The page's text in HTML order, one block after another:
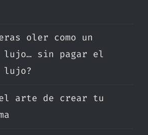
oler como un
lujo… sin pagar el
lujo?
arte de crear tu